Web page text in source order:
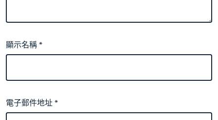
顯示名稱*
電子郵件地址*